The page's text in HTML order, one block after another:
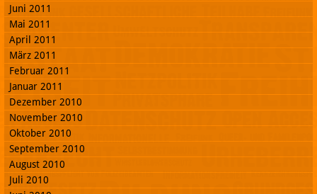
Juni 2011
Mai 2011
April 2011
März 2011
Februar 2011
Januar 2011
Dezember 2010
November 2010
Oktober 2010
September 2010
August 2010
Juli 2010